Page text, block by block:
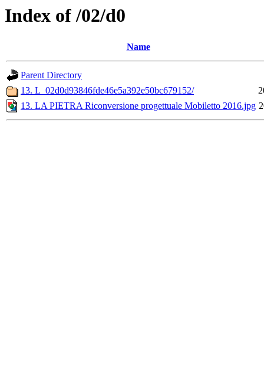
Index of /02/d0
Name
Parent Directory
13. L_02d0d93846fde46e5a392e50bc679152/
13. LA PIETRA Riconversione progettuale Mobiletto 2016.jpg